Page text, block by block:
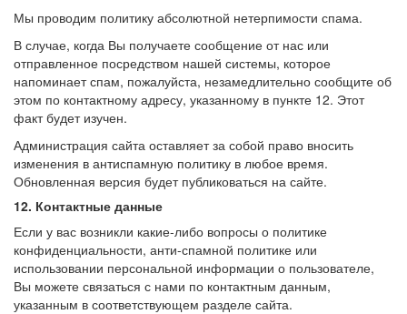
Мы проводим политику абсолютной нетерпимости спама.
В случае, когда Вы получаете сообщение от нас или
отправленное посредством нашей системы, которое
напоминает спам, пожалуйста, незамедлительно сообщите об
этом по контактному адресу, указанному в пункте 12. Этот
факт будет изучен.
Администрация сайта оставляет за собой право вносить
изменения в антиспамную политику в любое время.
Обновленная версия будет публиковаться на сайте.
12. Контактные данные
Если у вас возникли какие-либо вопросы о политике
конфиденциальности, анти-спамной политике или
использовании персональной информации о пользователе,
Вы можете связаться с нами по контактным данным,
указанным в соответствующем разделе сайта.